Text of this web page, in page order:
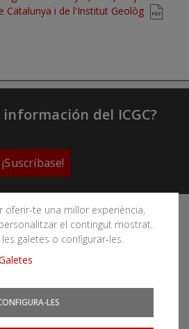
Catalunya i de l'Institut Geològ
oferir-te una millor experiència,
el contingut mostrat.
galetes o configurar-les.
LES
del ICGC?
¡Suscríbase!
del Instituto Cartográfico y
de Cataluña
a los canales RSS